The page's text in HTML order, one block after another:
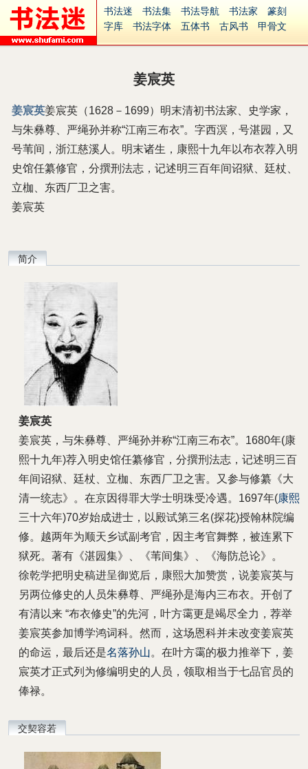
书法迷 书法集 书法导航 书法家
篆刻
字库
书法字体 五体书 古风书
甲骨文
字形 大字
中医 象棋
字体下载
免费字体 中文字体
英文字体
Ai矢量
P图宝 南无阿弥陀佛
意见反馈
安全网站
捐赠 繁體版
姜宸英
姜宸英姜宸英（1628－1699）明末清初书法家、史学家，
与朱彝尊、严绳孙并称“江南三布衣”。字西溟，号湛园，又
号苇间，浙江慈溪人。明末诸生，康熙十九年以布衣荐入明
史馆任纂修官，分撰刑法志，记述明三百年间诏狱、廷杖、
立枷、东西厂卫之害。
姜宸英
简介
姜宸英
姜宸英，与朱彝尊、严绳孙并称“江南三布衣”。1680年(康
熙十九年)荐入明史馆任纂修官，分撰刑法志，记述明三百
年间诏狱、廷杖、立枷、东西厂卫之害。又参与修纂《大
清一统志》。在京因得罪大学士明珠受冷遇。1697年(康熙
三十六年)70岁始成进士，以殿试第三名(探花)授翰林院编
修。越两年为顺天乡试副考官，因主考官舞弊，被连累下
狱死。著有《湛园集》、《苇间集》、《海防总论》。
徐乾学把明史稿进呈御览后，康熙大加赞赏，说姜宸英与
另两位修史的人员朱彝尊、严绳孙是海内三布衣。开创了
有清以来 “布衣修史”的先河，叶方霭更是竭尽全力，荐举
姜宸英参加博学鸿词科。然而，这场恩科并未改变姜宸英
的命运，最后还是名落孙山。在叶方霭的极力推举下，姜
宸英才正式列为修编明史的人员，领取相当于七品官员的
俸禄。
交契容若